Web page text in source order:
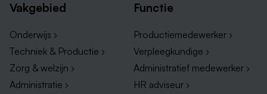
Vakgebied
Onderwijs ›
Techniek & Productie ›
Zorg & welzijn ›
Administratie ›
Functie
Productiemedewerker ›
Verpleegkundige ›
Administratief medewerker ›
HR adviseur ›